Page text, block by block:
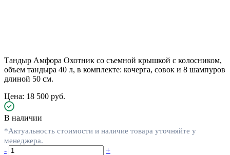
Тандыр Амфора Охотник со съемной крышкой с колосником,
объем тандыра 40 л, в комплекте: кочерга, совок и 8 шампуров
длиной 50 см.
Цена: 18 500 руб.
В наличии
*Актуальность стоимости и наличие товара уточняйте у
менеджера.
-
+